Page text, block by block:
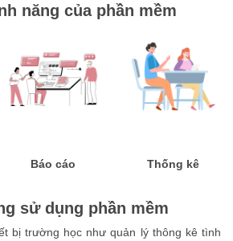
năng của phần mềm
Báo cáo Thống kê
sử dụng phần mềm
bị trường học như quản lý thông kê tình